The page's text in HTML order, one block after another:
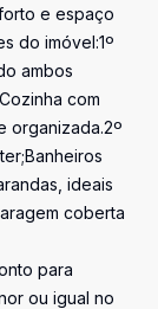
e espaço
do imóvel:1º
ambos
com
organizada.2º
ideais
coberta
para
ou igual no